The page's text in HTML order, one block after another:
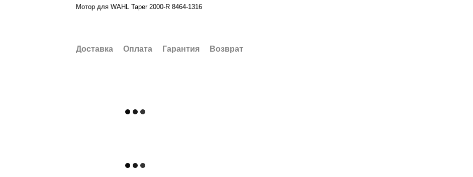
Мотор для WAHL Taper 2000-R 8464-1316
Доставка Оплата Гарантия Возврат